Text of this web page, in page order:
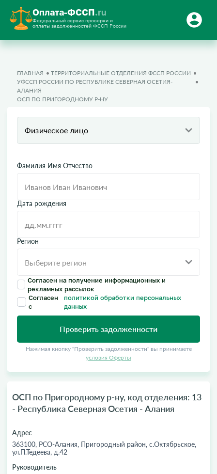
Оплата-ФССП.ru
Федеральный сервис проверки и
оплаты задолженностей ФССП России
ГЛАВНАЯ
ТЕРРИТОРИАЛЬНЫЕ ОТДЕЛЕНИЯ ФССП РОССИИ
УФССП РОССИИ ПО РЕСПУБЛИКЕ СЕВЕРНАЯ ОСЕТИЯ-
АЛАНИЯ
ОСП ПО ПРИГОРОДНОМУ Р-НУ
Физическое лицо
Фамилия Имя Отчество
Дата рождения
Регион
Согласен на получение информационных и
рекламных рассылок
Согласен
с
политикой обработки персональных
данных
Проверить задолженности
Нажимая кнопку "Проверить задолженности" вы принимаете
условия Оферты
ОСП по Пригородному р-ну, код отделения: 13
- Республика Северная Осетия - Алания
Адрес
363100, РСО-Алания, Пригородный район, с.Октябрьское,
ул.П.Тедеева, д.42
Руководитель